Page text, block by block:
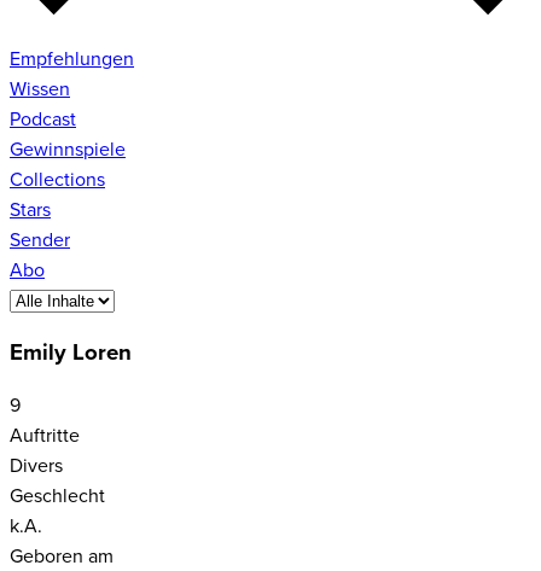
Empfehlungen
Wissen
Podcast
Gewinnspiele
Collections
Stars
Sender
Abo
Emily Loren
9
Auftritte
Divers
Geschlecht
k.A.
Geboren am